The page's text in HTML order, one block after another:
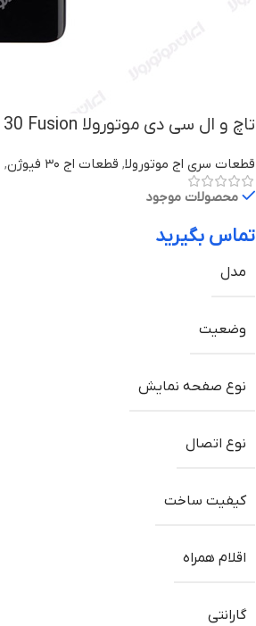
تاچ و ال سی دی موتورولا Edge 30 Fusion با گارانتی
قطعات سری اج موتورولا, قطعات اج ۳۰ فیوژن ,
محصولات موجود
تماس بگیرید
مدل
وضعیت
نوع صفحه نمایش
نوع اتصال
کیفیت ساخت
اقلام همراه
گارانتی